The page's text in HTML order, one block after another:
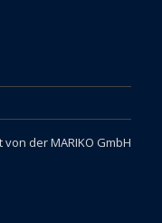
der MARIKO GmbH